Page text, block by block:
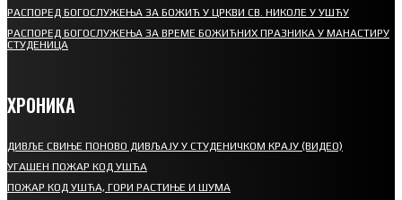
РАСПОРЕД БОГОСЛУЖЕЊА ЗА БОЖИЋ У ЦРКВИ СВ. НИКОЛЕ У УШЋУ
РАСПОРЕД БОГОСЛУЖЕЊА ЗА ВРЕМЕ БОЖИЋНИХ ПРАЗНИКА У МАНАСТИРУ
СТУДЕНИЦА
ХРОНИКА
ДИВЉЕ СВИЊЕ ПОНОВО ДИВЉАЈУ У СТУДЕНИЧКОМ КРАЈУ (ВИДЕО)
УГАШЕН ПОЖАР КОД УШЋА
ПОЖАР КОД УШЋА, ГОРИ РАСТИЊЕ И ШУМА